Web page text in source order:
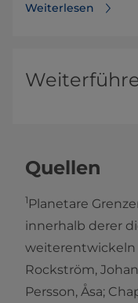
Weiterlesen
Quellen
1 Planetare
innerhalb derer
Rockström,
Persson, Åsa;